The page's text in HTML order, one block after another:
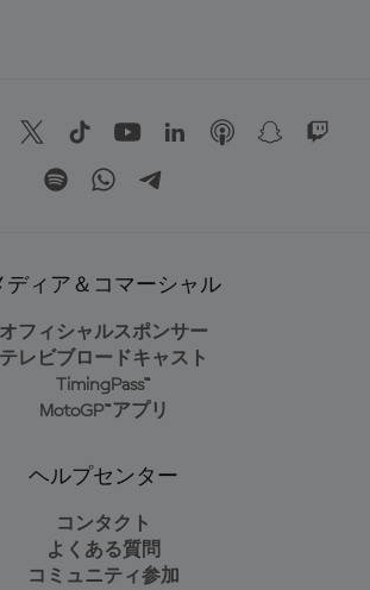
ディア＆コマーシャル
オフィシャルスポンサー
テレビブロードキャスト
TimingPass™
MotoGP™アプリ
ヘルプセンター
コンタクト
よくある質問
コミュニティ参加